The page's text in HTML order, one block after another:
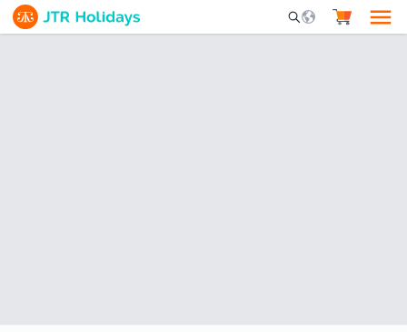
Mobile Search